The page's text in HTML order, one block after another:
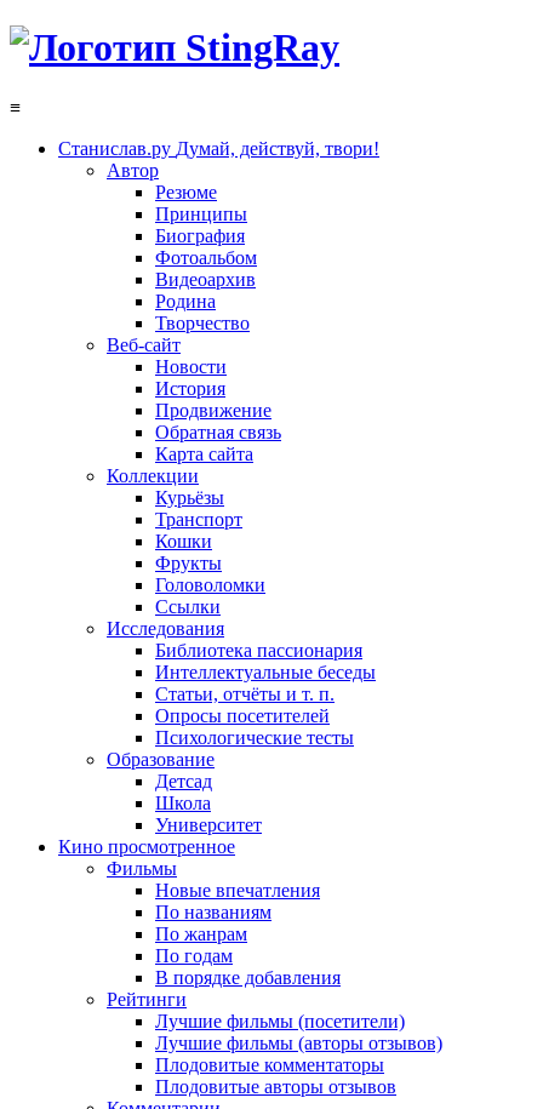
≡
Станислав.ру Думай, действуй, твори!
Автор
Резюме
Принципы
Биография
Фотоальбом
Видеоархив
Родина
Творчество
Веб-сайт
Новости
История
Продвижение
Обратная связь
Карта сайта
Коллекции
Курьёзы
Транспорт
Кошки
Фрукты
Головоломки
Ссылки
Исследования
Библиотека пассионария
Интеллектуальные беседы
Статьи, отчёты и т. п.
Опросы посетителей
Психологические тесты
Образование
Детсад
Школа
Университет
Кино просмотренное
Фильмы
Новые впечатления
По названиям
По жанрам
По годам
В порядке добавления
Рейтинги
Лучшие фильмы (посетители)
Лучшие фильмы (авторы отзывов)
Плодовитые комментаторы
Плодовитые авторы отзывов